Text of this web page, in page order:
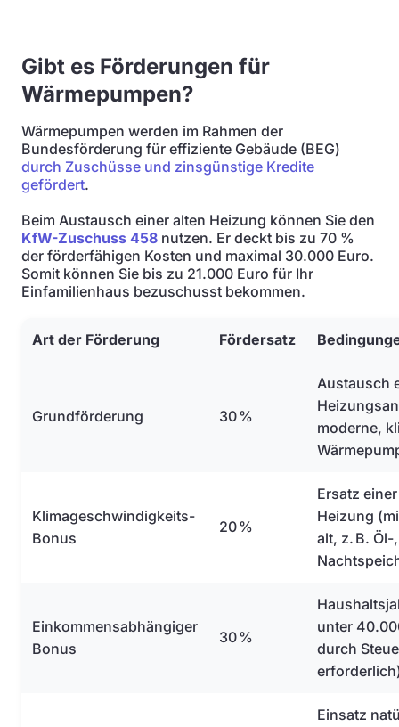
Gibt es Förderungen für
Wärmepumpen?
Wärmepumpen werden im Rahmen der
Bundesförderung für effiziente Gebäude (BEG)
durch Zuschüsse und zinsgünstige Kredite
gefördert.
Beim Austausch einer alten Heizung können Sie den
KfW-Zuschuss 458 nutzen. Er deckt bis zu 70 %
der förderfähigen Kosten und maximal 30.000 Euro.
Somit können Sie bis zu 21.000 Euro für Ihr
Einfamilienhaus bezuschusst bekommen.
Art der Förderung Fördersatz
Grundförderung 30 %
Austausch
moderne,
Klimageschwindigkeits-
Bonus
20 %
Ersatz
Heizung
alt, z. B.
Einkommensabhängiger
Bonus
30 %
unter
durch
Einsatz